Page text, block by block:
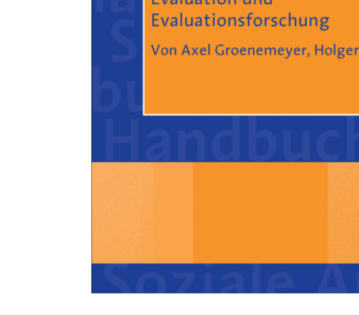
Axel Groenemeyer, Holger Schmidt
Evaluation und